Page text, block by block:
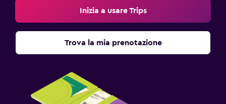
Inizia a usare Trips
Trova la mia prenotazione